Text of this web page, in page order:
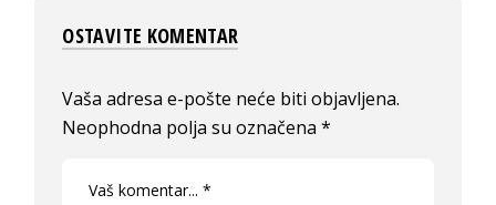
OSTAVITE KOMENTAR
Vaša adresa e-pošte neće biti objavljena.
Neophodna polja su označena*